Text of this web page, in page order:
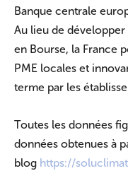
Banque centrale
Au lieu de
en Bourse, la France
PME locales et
terme par les
Toutes les données
données obtenues à
blog https://